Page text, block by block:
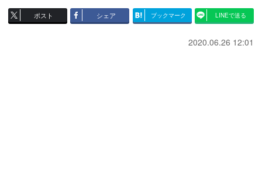
ポスト シェア ブックマーク LINEで送る
2020.06.26 12:01